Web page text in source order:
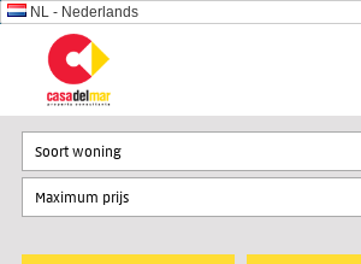
NL - Nederlands
Soort woning